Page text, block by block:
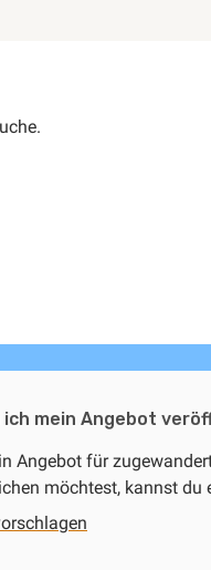
ich mein Angebot
Angebot für
möchtest, kannst du